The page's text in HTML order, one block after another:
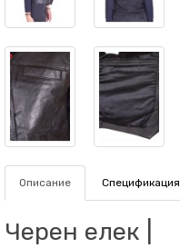
Описание Спецификация
Черен елек |